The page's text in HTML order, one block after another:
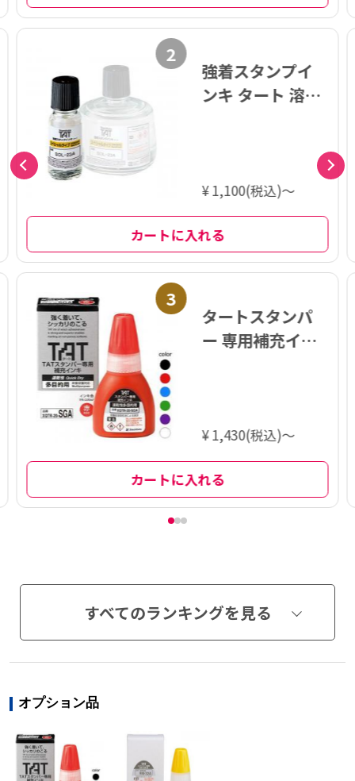
2
強着スタンプイ
ンキ タート 溶剤
¥ 1,100(税込)～
カートに入れる
3
タートスタンパ
ー 専用補充イン
¥ 1,430(税込)～
カートに入れる
すべてのランキングを見る
オプション品